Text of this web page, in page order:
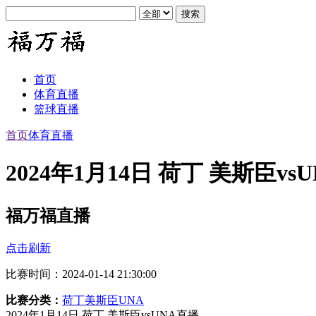
首页
体育直播
篮球直播
首页体育直播
2024年1月14日 荷丁 美斯臣
福万福直播
点击刷新
比赛时间：2024-01-14 21:30:00
比赛分类： 荷丁美斯臣UNA